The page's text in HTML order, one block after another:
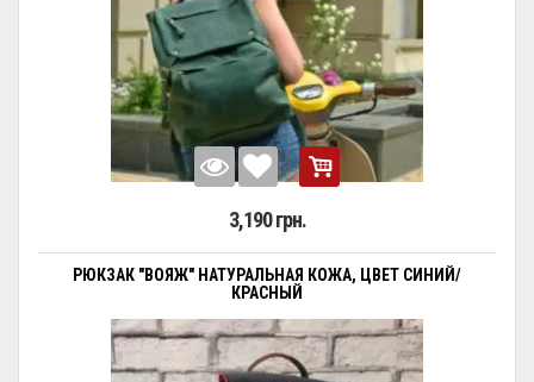
3,190 грн.
РЮКЗАК "ВОЯЖ" НАТУРАЛЬНАЯ КОЖА, ЦВЕТ СИНИЙ/
КРАСНЫЙ